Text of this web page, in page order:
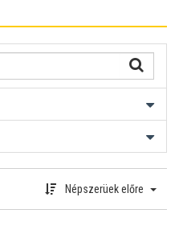
Népszerüek előre